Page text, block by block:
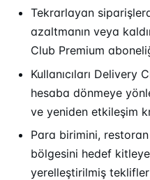
Tekrarlayan
azaltmanın veya
Club Premium
Kullanıcıları
hesaba dönmeye
ve yeniden etkileşim
Para birimini,
bölgesini hedef
yerelleştirilmiş teklifler